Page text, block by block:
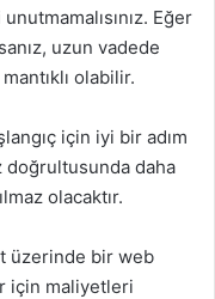
Eğer
uzun vadede
olabilir.
için iyi bir adım
doğrultusunda daha
olacaktır.
üzerinde bir web
için maliyetleri